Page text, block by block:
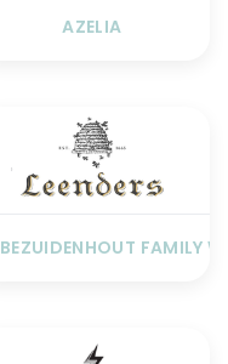
AZELIA
BEZUIDENHOUT FAMILY